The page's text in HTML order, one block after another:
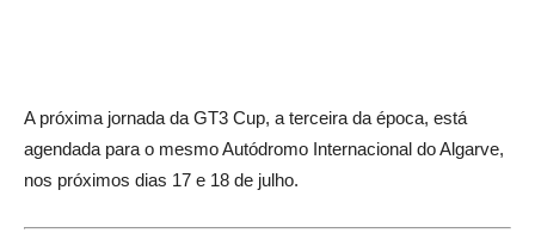
A próxima jornada da GT3 Cup, a terceira da época, está
agendada para o mesmo Autódromo Internacional do Algarve,
nos próximos dias 17 e 18 de julho.